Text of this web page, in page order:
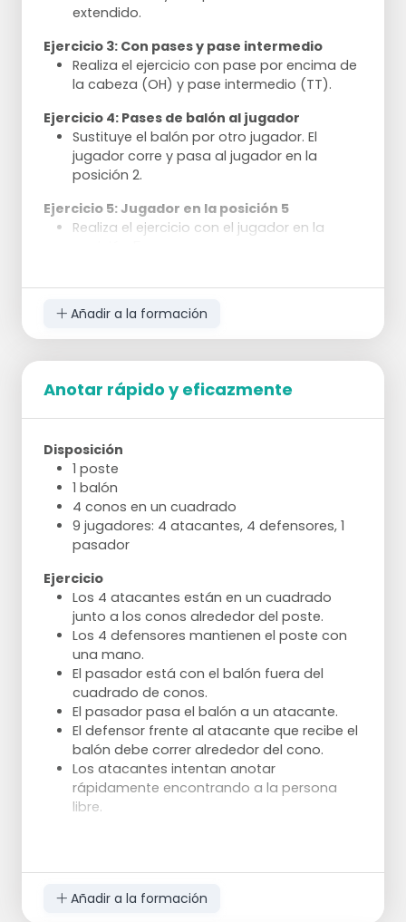
extendido.
Ejercicio 3: Con pases y pase intermedio
Realiza el ejercicio con pase por encima de
la cabeza (OH) y pase intermedio (TT).
Ejercicio 4: Pases de balón al jugador
Sustituye el balón por otro jugador. El
jugador corre y pasa al jugador en la
posición 2.
Ejercicio 5: Jugador en la posición 5
Realiza el ejercicio con el jugador en la
lugar donde no está.
Añadir a la formación
Anotar rápido y eficazmente
Disposición
1 poste
1 balón
4 conos en un cuadrado
9 jugadores: 4 atacantes, 4 defensores, 1
pasador
Ejercicio
Los 4 atacantes están en un cuadrado
junto a los conos alrededor del poste.
Los 4 defensores mantienen el poste con
una mano.
El pasador está con el balón fuera del
cuadrado de conos.
El pasador pasa el balón a un atacante.
El defensor frente al atacante que recibe el
balón debe correr alrededor del cono.
Los atacantes intentan anotar
rápidamente encontrando a la persona
libre.
Añadir a la formación